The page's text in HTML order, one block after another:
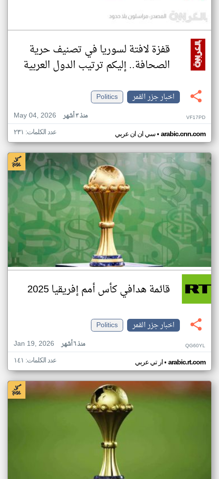
قفزة لافتة لسوريا في تصنيف حرية
الصحافة.. إليكم ترتيب الدول العربية
اخبار جزر القمر
Politics
May 04, 2026
منذ ٣ أشهر VF17PD
سي ان ان عربي• arabic.cnn.com عدد الكلمات: ٢٣١
قائمة هدافي كأس أمم إفريقيا 2025
اخبار جزر القمر
Politics
Jan 19, 2026
منذ ٦ أشهر QG60YL
ار تي عربي• arabic.rt.com عدد الكلمات: ١٤١